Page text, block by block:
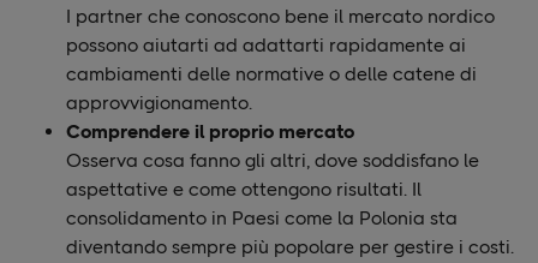
I partner che conoscono bene il mercato nordico
possono aiutarti ad adattarti rapidamente ai
cambiamenti delle normative o delle catene di
approvvigionamento.
Comprendere il proprio mercato
Osserva cosa fanno gli altri, dove soddisfano le
aspettative e come ottengono risultati. Il
consolidamento in Paesi come la Polonia sta
diventando sempre più popolare per gestire i costi.